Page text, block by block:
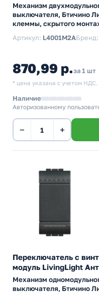
Механизм
выключателя, Бтичино
клеммы, скрытого
Артикул: L4001M2AБренд:
870,99 р.за 1 шт
* цена указана с учетом НДС.
Наличие
Авторизованному
− +
Переключатель с
модуль LivingLight
Механизм
выключателя, Бтичино